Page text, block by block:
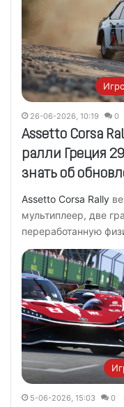
26-06-2026, 10:19 0
Assetto Corsa
ралли Греция
знать об
Assetto Corsa Rally
мультиплеер, две
переработанную
5-06-2026, 15:03 0